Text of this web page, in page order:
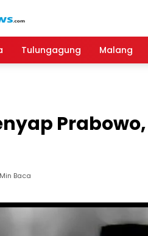
Tulungagung Malang
Baca